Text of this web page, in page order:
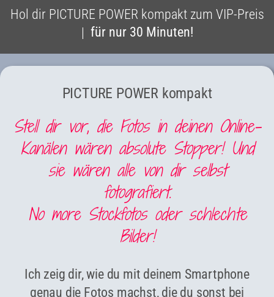
Hol dir PICTURE POWER kompakt zum VIP-Preis
| für nur 30 Minuten!
PICTURE POWER kompakt
Stell dir vor, die Fotos in deinen Online-
Kanälen wären absolute Stopper! Und
sie wären alle von dir selbst
fotografiert.
No more Stockfotos oder schlechte
Bilder!
Ich zeig dir, wie du mit deinem Smartphone
genau die Fotos machst, die du sonst bei